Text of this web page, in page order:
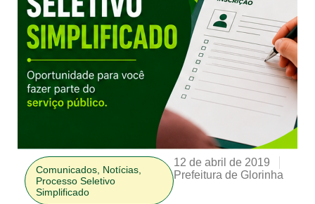
Comunicados Notícias
Processo Seletivo
Simplificado
12 de abril de 2019
Prefeitura de Glorinha